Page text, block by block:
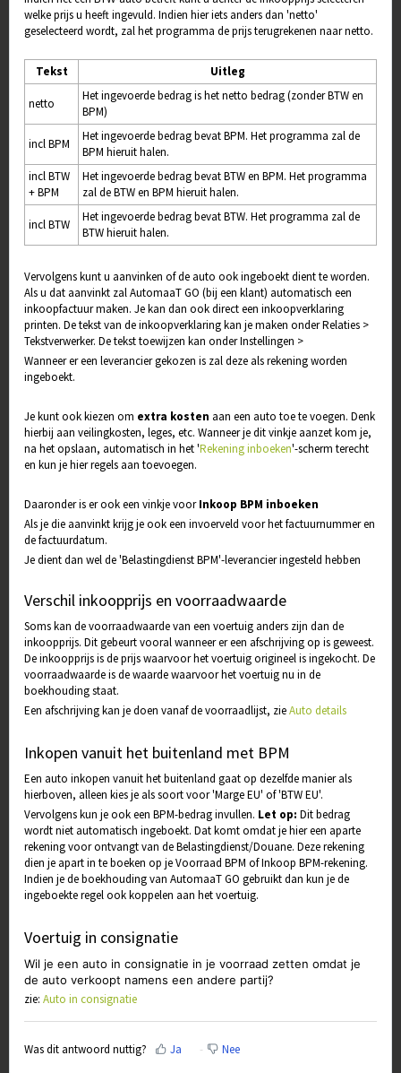
welke prijs u heeft ingevuld. Indien hier iets anders dan 'netto'
geselecteerd wordt, zal het programma de prijs terugrekenen naar netto.
Tekst Uitleg
netto
Het ingevoerde bedrag is het netto bedrag (zonder BTW en
BPM)
incl BPM
Het ingevoerde bedrag bevat BPM. Het programma zal de
BPM hieruit halen.
incl BTW
+ BPM
Het ingevoerde bedrag bevat BTW en BPM. Het programma
zal de BTW en BPM hieruit halen.
incl BTW
Het ingevoerde bedrag bevat BTW. Het programma zal de
BTW hieruit halen.
Vervolgens kunt u aanvinken of de auto ook ingeboekt dient te worden.
Als u dat aanvinkt zal AutomaaT GO (bij een klant) automatisch een
inkoopfactuur maken. Je kan dan ook direct een inkoopverklaring
printen. De tekst van de inkoopverklaring kan je maken onder Relaties >
Tekstverwerker. De tekst toewijzen kan onder Instellingen >
Wanneer er een leverancier gekozen is zal deze als rekening worden
ingeboekt.
Je kunt ook kiezen om extra kosten aan een auto toe te voegen. Denk
hierbij aan veilingkosten, leges, etc. Wanneer je dit vinkje aanzet kom je,
na het opslaan, automatisch in het 'Rekening inboeken'-scherm terecht
en kun je hier regels aan toevoegen.
Daaronder is er ook een vinkje voorInkoop BPM inboeken
Als je die aanvinkt krijg je ook een invoerveld voor het factuurnummer en
de factuurdatum.
Je dient dan wel de 'Belastingdienst BPM'-leverancier ingesteld hebben
Verschil inkoopprijs en voorraadwaarde
Soms kan de voorraadwaarde van een voertuig anders zijn dan de
inkoopprijs. Dit gebeurt vooral wanneer er een afschrijving op is geweest.
De inkoopprijs is de prijs waarvoor het voertuig origineel is ingekocht. De
voorraadwaarde is de waarde waarvoor het voertuig nu in de
boekhouding staat.
Een afschrijving kan je doen vanaf de voorraadlijst, zieAuto details
Inkopen vanuit het buitenland met BPM
Een auto inkopen vanuit het buitenland gaat op dezelfde manier als
hierboven, alleen kies je als soort voor 'Marge EU' of 'BTW EU'.
Vervolgens kun je ook een BPM-bedrag invullen. Let op: Dit bedrag
wordt niet automatisch ingeboekt. Dat komt omdat je hier een aparte
rekening voor ontvangt van de Belastingdienst/Douane. Deze rekening
dien je apart in te boeken op je Voorraad BPM of Inkoop BPM-rekening.
Indien je de boekhouding van AutomaaT GO gebruikt dan kun je de
ingeboekte regel ook koppelen aan het voertuig.
Voertuig in consignatie
Wil je een auto in consignatie in je voorraad zetten omdat je
de auto verkoopt namens een andere partij?
zie: Auto in consignatie
Was dit antwoord nuttig? Ja Nee